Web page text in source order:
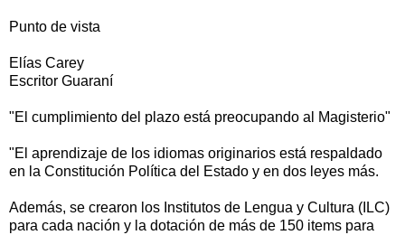
Punto de vista
Elías Carey
Escritor Guaraní
"El cumplimiento del plazo está preocupando al Magisterio"
"El aprendizaje de los idiomas originarios está respaldado
en la Constitución Política del Estado y en dos leyes más.
Además, se crearon los Institutos de Lengua y Cultura (ILC)
para cada nación y la dotación de más de 150 items para